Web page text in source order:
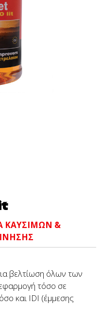
ΚΑΥΣΙΜΩΝ &
βελτίωση όλων των
τόσο σε
και IDI (έμμεσης